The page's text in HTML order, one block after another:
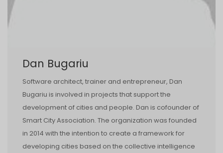
Dan Bugariu
Software architect, trainer and entrepreneur, Dan
Bugariu is involved in projects that support the
development of cities and people. Dan is co­founder of
Smart City Association. The organization was founded
in 2014 with the intention to create a framework for
developing cities based on the collective intelligence